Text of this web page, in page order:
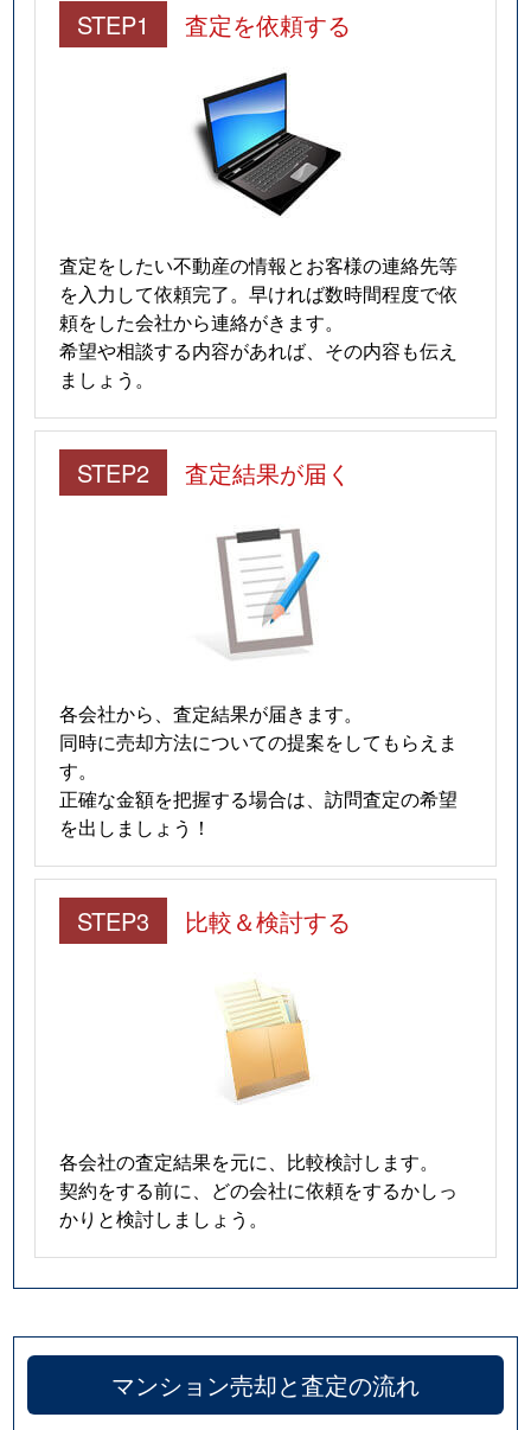
STEP1 査定を依頼する
査定をしたい不動産の情報とお客様の連絡先等
を入力して依頼完了。早ければ数時間程度で依
頼をした会社から連絡がきます。
希望や相談する内容があれば、その内容も伝え
ましょう。
STEP2 査定結果が届く
各会社から、査定結果が届きます。
同時に売却方法についての提案をしてもらえま
す。
正確な金額を把握する場合は、訪問査定の希望
を出しましょう！
STEP3 比較＆検討する
各会社の査定結果を元に、比較検討します。
契約をする前に、どの会社に依頼をするかしっ
かりと検討しましょう。
マンション売却と査定の流れ